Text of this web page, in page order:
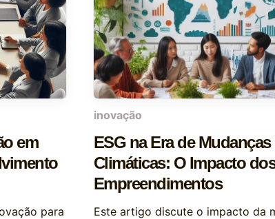
em
para
inovação
ESG na Era de Mudanças
Climáticas: O Impacto
Empreendimentos
Este artigo discute o impacto da